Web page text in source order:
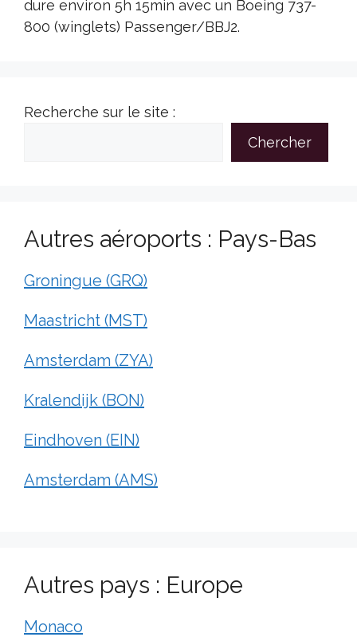
dure environ 5h 15min avec un Boeing 737-
800 (winglets) Passenger/BBJ2.
Recherche sur le site :
Chercher
Autres aéroports : Pays-Bas
Groningue (GRQ)
Maastricht (MST)
Amsterdam (ZYA)
Kralendijk (BON)
Eindhoven (EIN)
Amsterdam (AMS)
Autres pays : Europe
Monaco